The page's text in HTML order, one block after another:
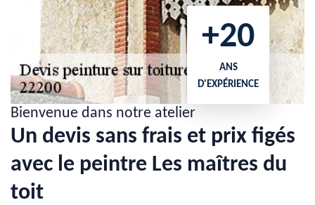
+20
ANS
D'EXPÉRIENCE
Bienvenue dans notre atelier
Un devis sans frais et prix figés
avec le peintre Les maîtres du
toit